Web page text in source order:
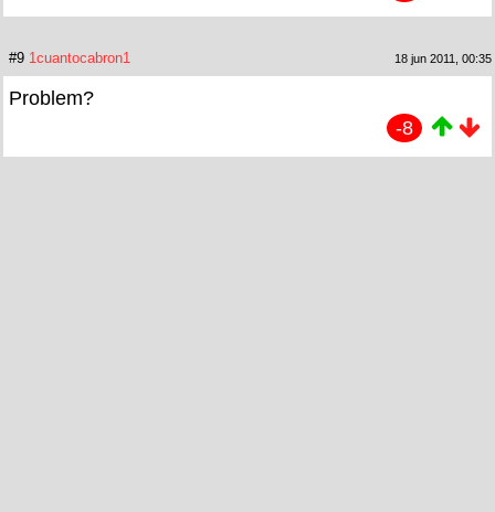
#9 1cuantocabron1 18 jun 2011, 00:35
Problem?
-8